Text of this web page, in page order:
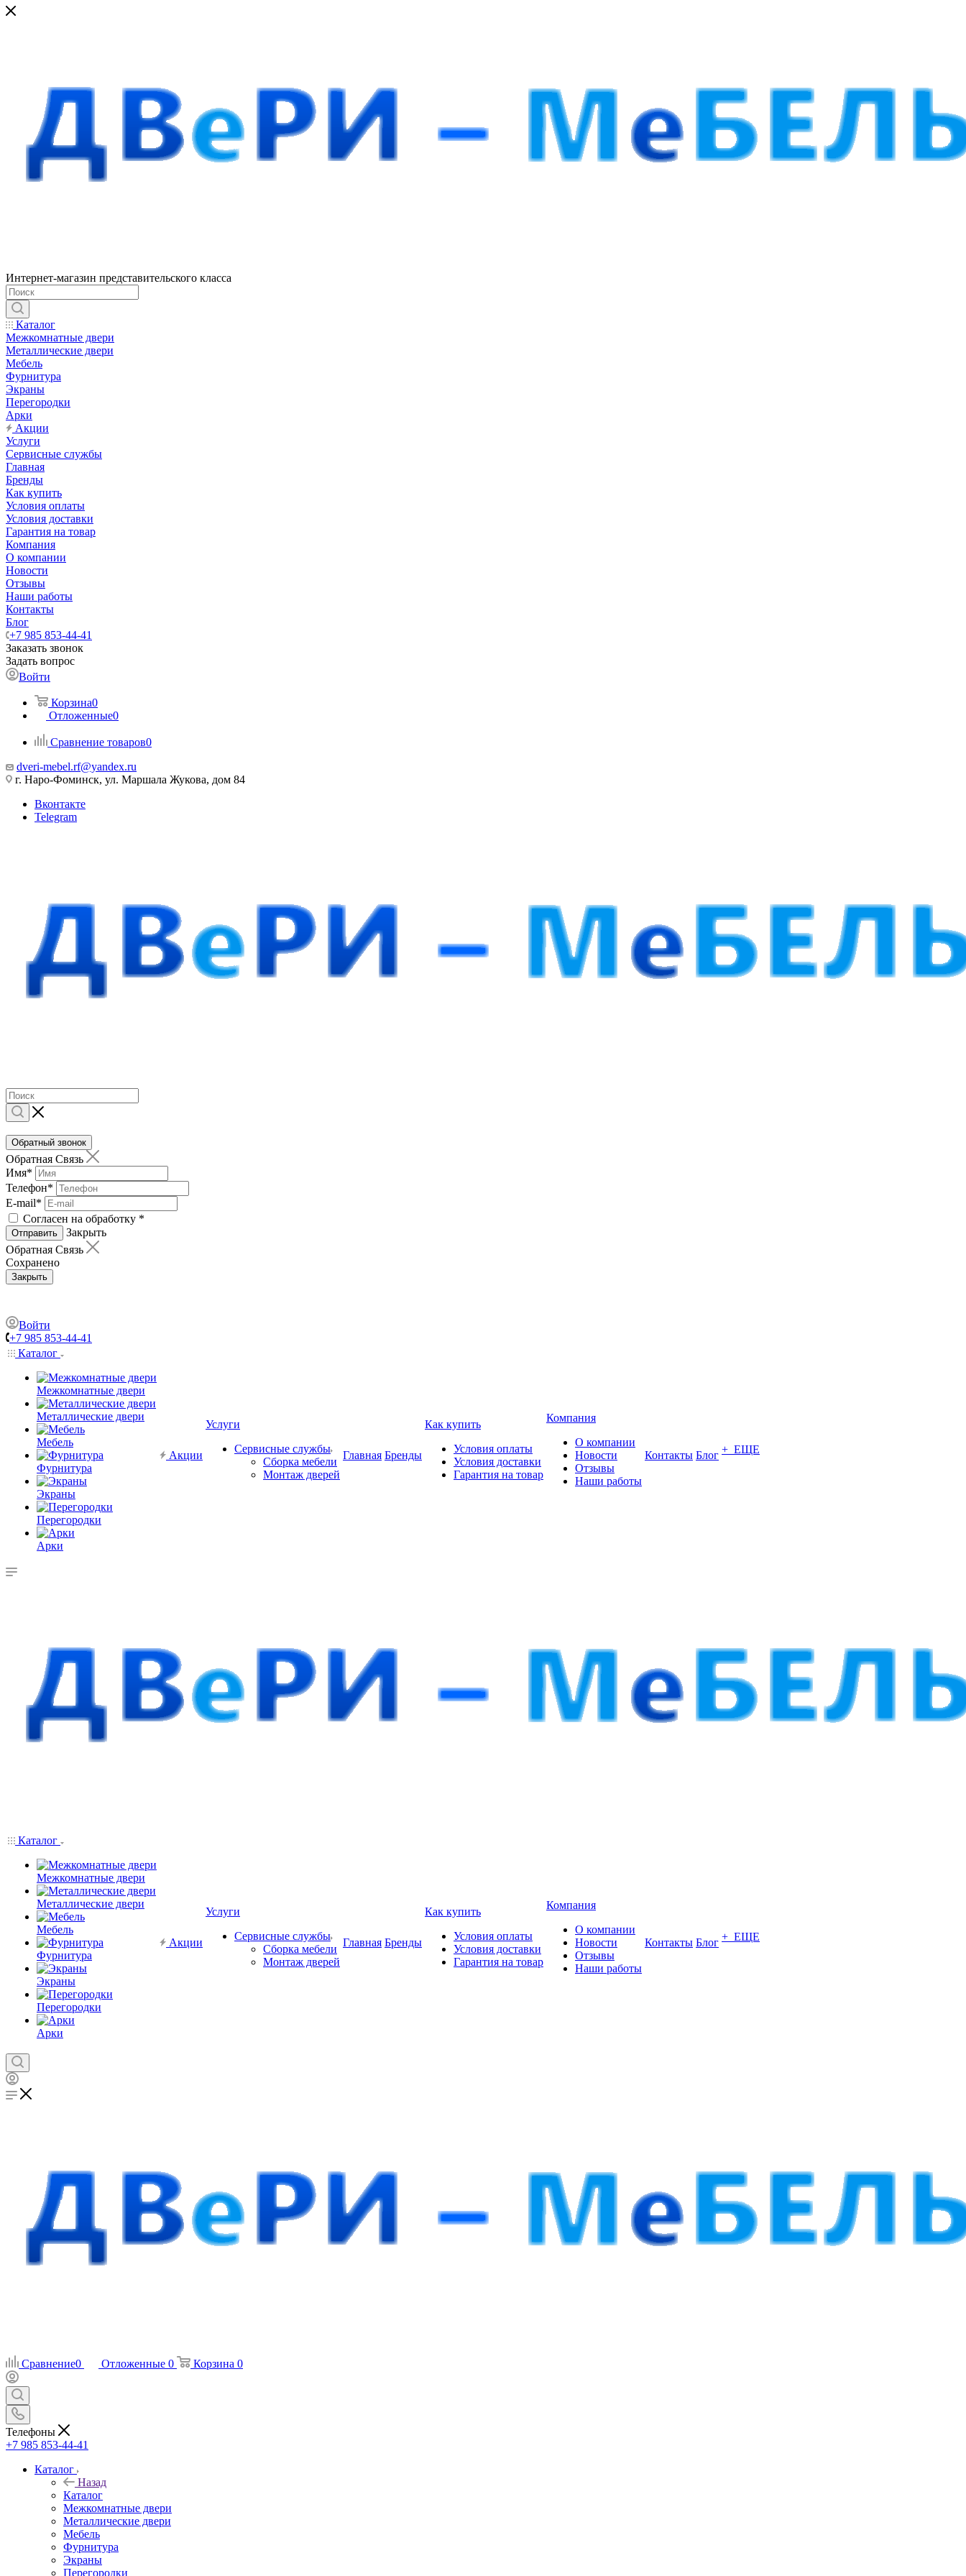
Интернет-магазин представительского класса
Каталог
Межкомнатные двери
Металлические двери
Мебель
Фурнитура
Экраны
Перегородки
Арки
Акции
Услуги
Сервисные службы
Главная
Бренды
Как купить
Условия оплаты
Условия доставки
Гарантия на товар
Компания
О компании
Новости
Отзывы
Наши работы
Контакты
Блог
+7 985 853-44-41
Заказать звонок
Задать вопрос
Войти
Корзина0
Отложенные0
Сравнение товаров0
dveri-mebel.rf@yandex.ru
г. Наро-Фоминск, ул. Маршала Жукова, дом 84
Вконтакте
Telegram
Обратный звонок
Обратная Связь
Имя*
Телефон*
E-mail*
Согласен на обработку *
Отправить
Закрыть
Обратная Связь
Сохранено
Закрыть
Войти
+7 985 853-44-41
Каталог
Межкомнатные двери
Металлические двери
Мебель
Фурнитура
Экраны
Перегородки
Арки
Акции
Услуги
Сервисные службы
Сборка мебели
Монтаж дверей
Главная Бренды
Как купить
Условия оплаты
Условия доставки
Гарантия на товар
Компания
О компании
Новости
Отзывы
Наши работы
Контакты Блог + ЕЩЕ
Каталог
Межкомнатные двери
Металлические двери
Мебель
Фурнитура
Экраны
Перегородки
Арки
Акции
Услуги
Сервисные службы
Сборка мебели
Монтаж дверей
Главная Бренды
Как купить
Условия оплаты
Условия доставки
Гарантия на товар
Компания
О компании
Новости
Отзывы
Наши работы
Контакты Блог + ЕЩЕ
Сравнение0 Отложенные 0 Корзина 0
Телефоны
+7 985 853-44-41
Каталог
Назад
Каталог
Межкомнатные двери
Металлические двери
Мебель
Фурнитура
Экраны
Перегородки